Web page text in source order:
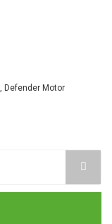
,Defender Motor